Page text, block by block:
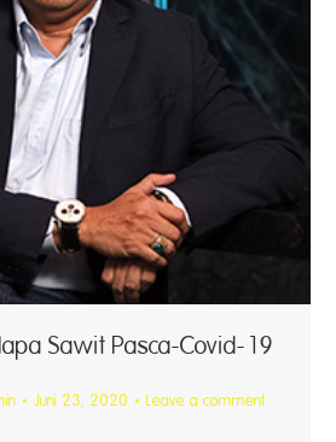
Sawit Pasca-Covid-19
Juni 23, 2020 Leave a comment